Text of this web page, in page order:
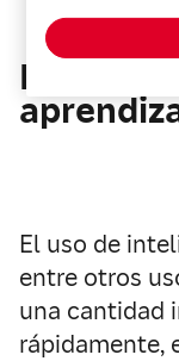
El uso de
entre otros
una cantidad
rápidamente,